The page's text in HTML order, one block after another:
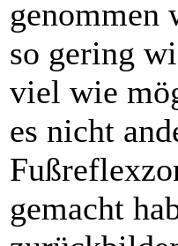
genommen
so gering
viel wie
es nicht
gemacht